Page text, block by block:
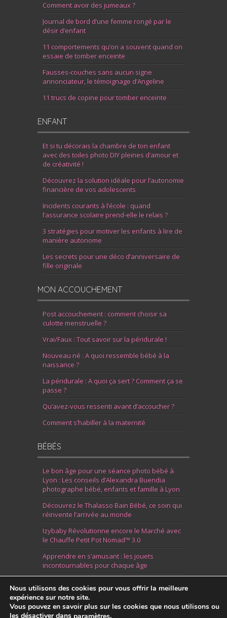
Comment avoir des jumeaux ?
Journal de bord d’une femme rongé par le
désir d’enfant
11 comportements qu’on a souvent quand on
essaie de tomber enceinte
Fausses-couches sans aucun signe
annonciateur, le témoignage d’Angeline
11 trucs de copine pour tomber enceinte
ENFANT
Et si tu décorais la chambre de ton enfant
avec des toiles photo DIY pleines d’amour et
de créativité !
Découvrez la solution idéale pour l’autonomie
financière de vos adolescents
Incidents courants à l’école : quand
l’assurance scolaire prend-elle le relais ?
3 stratégies pour motiver les enfants à lire de
manière autonome
Les secrets pour une déco d’anniversaire de
fille originale
MON ACCOUCHEMENT
Post accouchement : comment choisir sa
culotte menstruelle ?
Vrai/Faux : Tout savoir sur la péridurale !
Nouveau né : A quoi ressemble bébé à la
naissance ?
La péridurale : A quoi ça sert ? Comment ça se
passe ?
Qu’avez-vous ressenti avant d’accoucher ?
Comment s’habiller à la maternité
BÉBÉS
Le bon âge pour une séance photo bébé à
Lyon : Les conseils d’Alexandra Buendia
photographe bébé, enfants et famille à Lyon
Découvrez le Thalasso Bain Bébé, ce soin qui
réinvente l’arrivée au monde
Izybaby Révolutionne encore le Marché avec
le Chauffe Petit Pot Nomad™ 3.0
Apprendre en s’amusant : les jouets
incontournables pour chaque âge
Nous utilisons des cookies pour vous offrir la meilleure
expérience sur notre site.
Vous pouvez en savoir plus sur les cookies que nous utilisons ou
les désactiver dans
.